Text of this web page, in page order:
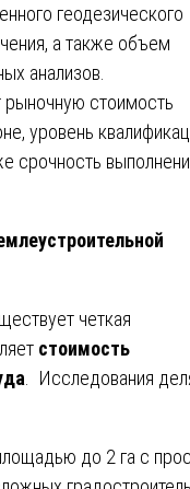
геодезического
а также объем
анализов.
стоимость
уровень
срочность
четкая
стоимость
. Исследования
до 2 га с